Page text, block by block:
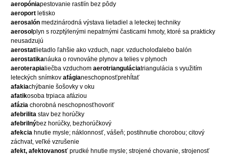
aeropóniapestovanie rastlín bez pôdy
aeroport letisko
aerosalón medzinárodná výstava lietadiel a leteckej techniky
aerosol plyn s rozptýlenými nepatrnými časticami hmoty, ktoré sa prakticky
neusadzujú
aerostat lietadlo ľahšie ako vzduch, napr. vzducholoďalebo balón
aerostatikanáuka o rovnováhe plynov a telies v plynoch
aeroterapia liečba vzduchom aerotrianguláciatriangulácia s využitím
leteckých snímkov afágianeschopnosťprehĺtať
afakiachýbanie šošovky v oku
afatikosoba trpiaca afáziou
afázia chorobná neschopnosťhovoriť
afebrilita stav bez horúčky
afebrilnýbez horúčky, bezhorúčkový
afekcia hnutie mysle; náklonnosť, vášeň; postihnutie chorobou; citový
záchvat, veľké vzrušenie
afekt, afektovanosť prudké hnutie mysle; strojené chovanie, strojenosť